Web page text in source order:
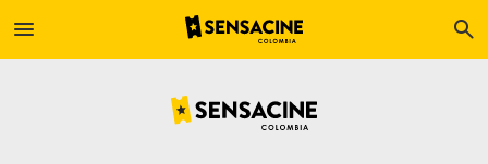
menu search